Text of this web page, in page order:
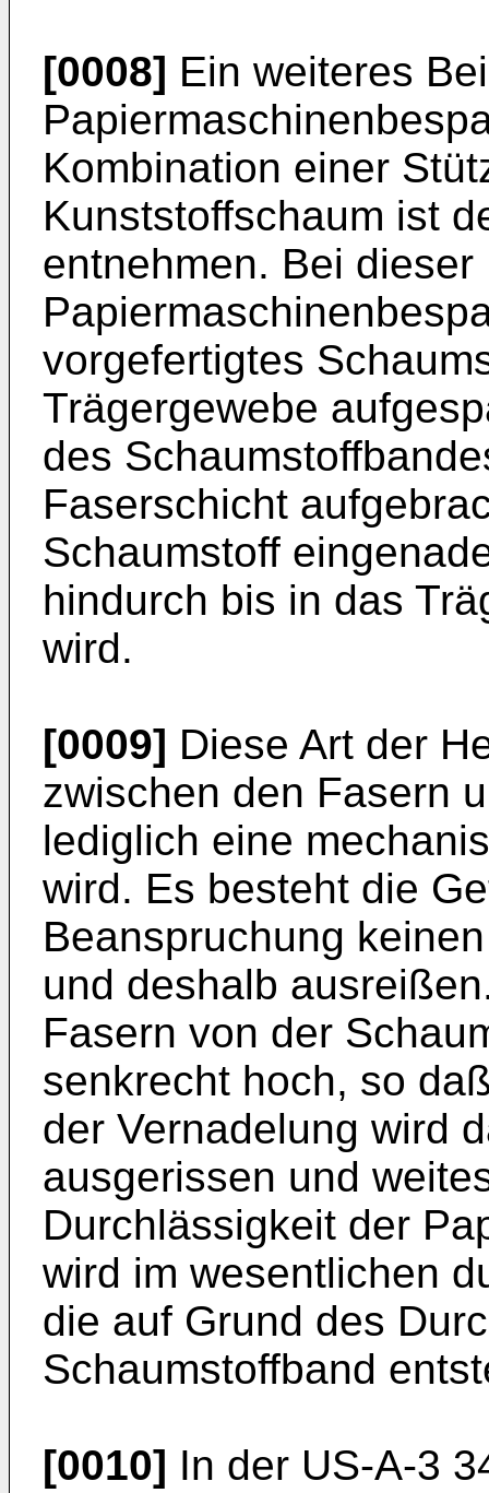
[0008] Ein weiteres
Kombination einer
Kunststoffschaum ist
entnehmen. Bei dieser
vorgefertigtes
Trägergewebe
des
Faserschicht
Schaumstoff
hindurch bis in das
wird.
[0009] Diese Art der
zwischen den Fasern
lediglich eine
wird. Es besteht die
Beanspruchung
und deshalb
Fasern von der
senkrecht hoch, so
der Vernadelung wird
ausgerissen und
Durchlässigkeit der
wird im wesentlichen
die auf Grund des
Schaumstoffband
[0010] In der US-A-3